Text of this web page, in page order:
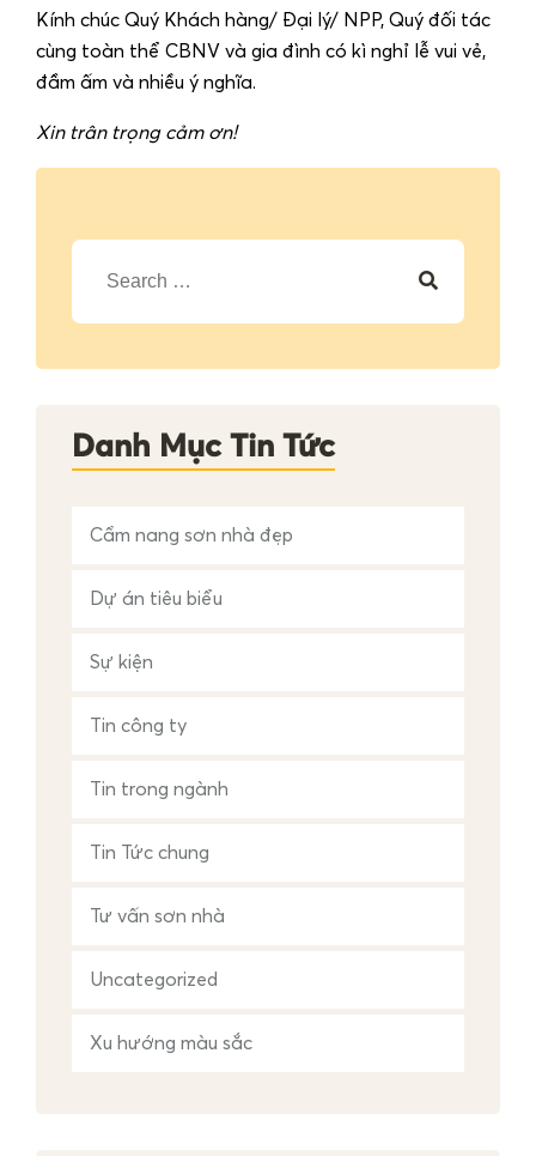
Kính chúc Quý Khách hàng/ Đại lý/ NPP, Quý đối tác
cùng toàn thể CBNV và gia đình có kì nghỉ lễ vui vẻ,
đầm ấm và nhiều ý nghĩa.
Xin trân trọng cảm ơn!
T
k
ế
h
o
Danh Mục Tin Tức
Cẩm nang sơn nhà đẹp
Dự án tiêu biểu
Sự kiện
Tin công ty
Tin trong ngành
Tin Tức chung
Tư vấn sơn nhà
Uncategorized
Xu hướng màu sắc